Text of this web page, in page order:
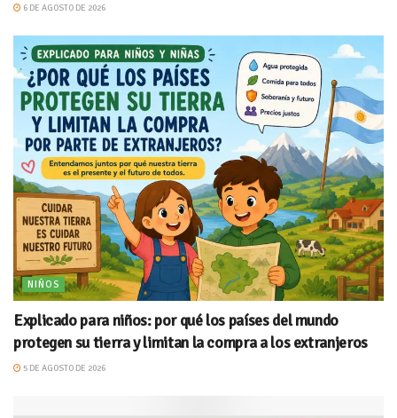
6 DE AGOSTO DE 2026
NIÑOS
Explicado para niños: por qué los países del mundo
protegen su tierra y limitan la compra a los extranjeros
5 DE AGOSTO DE 2026